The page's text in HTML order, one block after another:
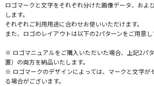
ロゴマークと文字をそれぞれ分けた画像データ、およ
します。
それぞれご利用用途に合わせお使いいただけます。
また、ロゴのレイアウトは以下の2パターンをご用意し
※ ロゴマニュアルをご購入いただいた場合、上記2パ
置）の両方を納品いたします。
※ ロゴマークのデザインによっては、マークと文字が
る場合がございます。